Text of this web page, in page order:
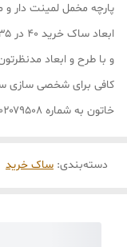
پارچه مخمل لمینت دار
و با طرح و ابعاد
کافی برای شخصی سازی
خاتون به شماره ۰۹۱۰۲۰۷۹۵۰۸ تماس بگیرید.
دسته‌بندی: ساک خرید